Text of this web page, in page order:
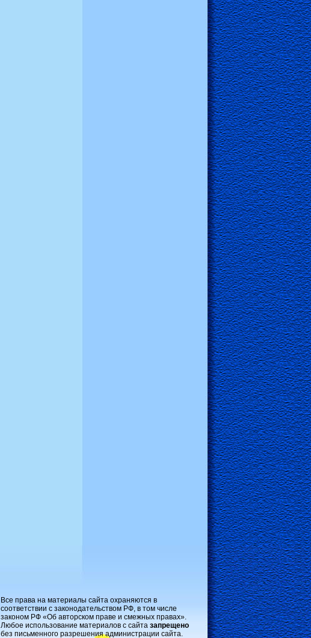
Все права на материалы сайта охраняются в
соответствии с законодательством РФ, в том числе
законом РФ «Об авторском праве и смежных правах».
Любое использование материалов с сайта запрещено
без письменного разрешения администрации сайта.